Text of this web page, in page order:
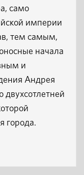
само
империи
тем самым,
начала
и
Андрея
двухсотлетней
города.